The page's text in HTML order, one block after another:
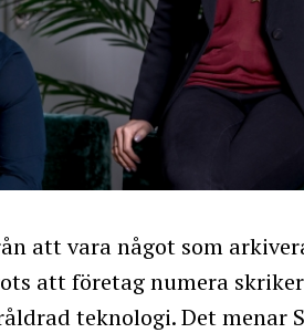
att vara något som
att företag numera
teknologi. Det menar